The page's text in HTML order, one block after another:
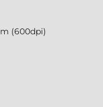
(600dpi)